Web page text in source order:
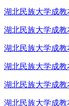
湖北民族大学成教
湖北民族大学成
湖北民族大学成
湖北民族大学成教
湖北民族大学成
湖北民族大学成